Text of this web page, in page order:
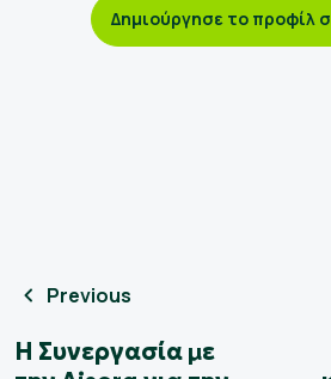
Δημιούργησε το προφίλ
Previous
Η Συνεργασία με